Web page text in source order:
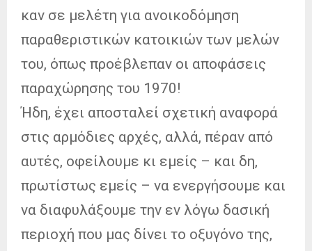
καν σε μελέτη για ανοικοδόμηση
παραθεριστικών κατοικιών των μελών
του, όπως προέβλεπαν οι αποφάσεις
παραχώρησης του 1970!
Ήδη, έχει αποσταλεί σχετική αναφορά
στις αρμόδιες αρχές, αλλά, πέραν από
αυτές, οφείλουμε κι εμείς – και δη,
πρωτίστως εμείς – να ενεργήσουμε και
να διαφυλάξουμε την εν λόγω δασική
περιοχή που μας δίνει το οξυγόνο της,